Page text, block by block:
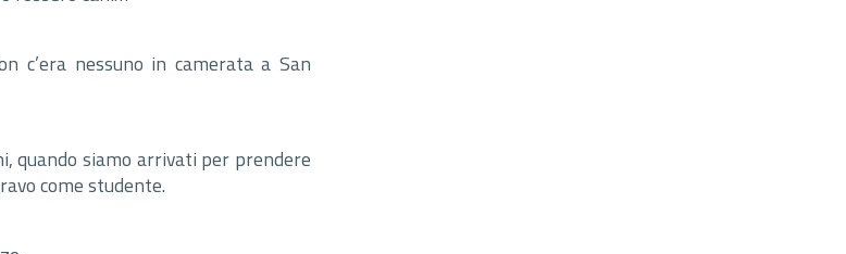
c’era nessuno in camerata a San
quando siamo arrivati per prendere
come studente.